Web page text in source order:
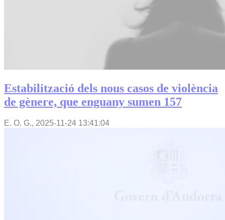
Estabilització dels nous casos de violència
de gènere, que enguany sumen 157
E. O. G., 2025-11-24 13:41:04